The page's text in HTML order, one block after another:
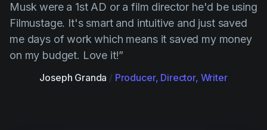
Musk were a 1st AD or a film director he'd be using
Filmustage. It's smart and intuitive and just saved
me days of work which means it saved my money
on my budget. Love it!”
Joseph Granda / Producer, Director, Writer